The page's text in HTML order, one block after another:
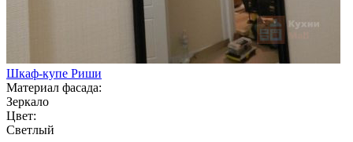
Шкаф-купе Риши
Материал фасада:
Зеркало
Цвет:
Светлый